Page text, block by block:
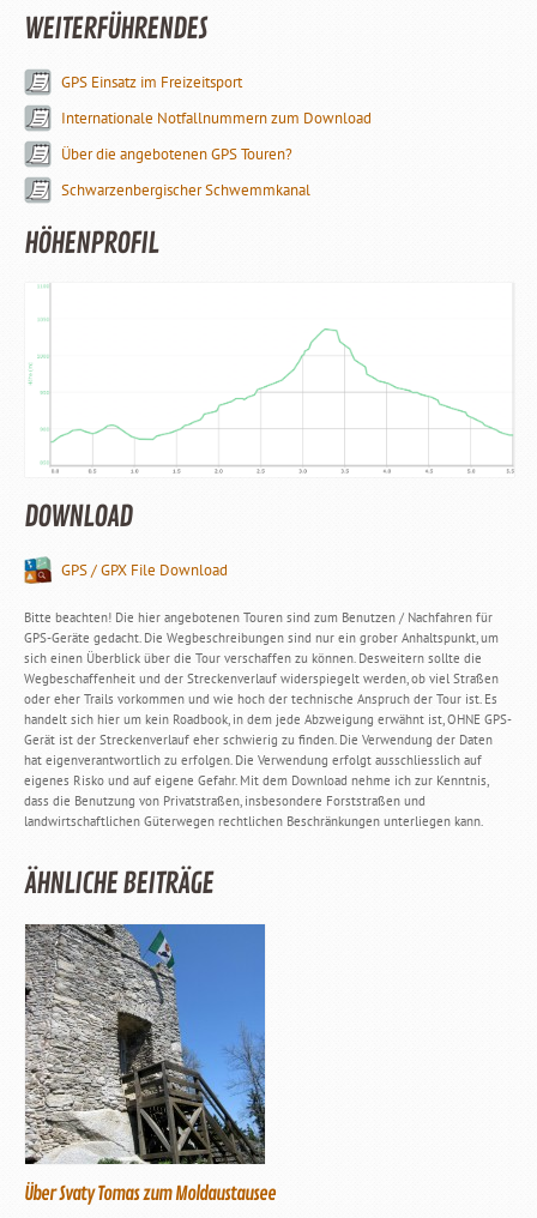
WEITERFÜHRENDES
GPS Einsatz im Freizeitsport
Internationale Notfallnummern zum Download
Über die angebotenen GPS Touren?
Schwarzenbergischer Schwemmkanal
HÖHENPROFIL
DOWNLOAD
GPS / GPX File Download
Bitte beachten! Die hier angebotenen Touren sind zum Benutzen / Nachfahren für
GPS-Geräte gedacht. Die Wegbeschreibungen sind nur ein grober Anhaltspunkt, um
sich einen Überblick über die Tour verschaffen zu können. Desweitern sollte die
Wegbeschaffenheit und der Streckenverlauf widerspiegelt werden, ob viel Straßen
oder eher Trails vorkommen und wie hoch der technische Anspruch der Tour ist. Es
handelt sich hier um kein Roadbook, in dem jede Abzweigung erwähnt ist, OHNE GPS-
Gerät ist der Streckenverlauf eher schwierig zu finden. Die Verwendung der Daten
hat eigenverantwortlich zu erfolgen. Die Verwendung erfolgt ausschliesslich auf
eigenes Risko und auf eigene Gefahr. Mit dem Download nehme ich zur Kenntnis,
dass die Benutzung von Privatstraßen, insbesondere Forststraßen und
landwirtschaftlichen Güterwegen rechtlichen Beschränkungen unterliegen kann.
ÄHNLICHE BEITRÄGE
Über Svaty Tomas zum Moldaustausee